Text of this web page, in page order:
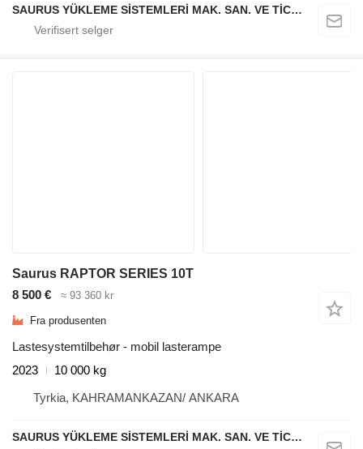
SAURUS YÜKLEME SİSTEMLERİ MAK. SAN. VE TİC. LTD. ŞTİ.
Saurus RAPTOR SERIES 10T
8 500 €
≈ 93 360 kr
Fra produsenten
Lastesystemtilbehør - mobil lasterampe
2023
10 000 kg
Tyrkia, KAHRAMANKAZAN/ ANKARA
SAURUS YÜKLEME SİSTEMLERİ MAK. SAN. VE TİC. LTD. ŞTİ.